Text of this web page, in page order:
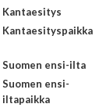
Kantaesitys
Kantaesityspaikka
Suomen ensi-ilta
Suomen ensi-
iltapaikka